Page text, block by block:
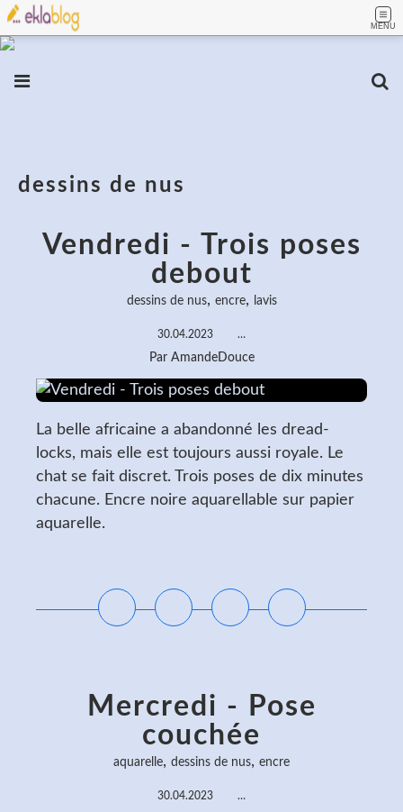
MENU
dessins de nus
Vendredi - Trois poses
debout
dessins de nus, encre, lavis
30.04.2023 …
Par AmandeDouce
La belle africaine a abandonné les dread-
locks, mais elle est toujours aussi royale. Le
chat se fait discret. Trois poses de dix minutes
chacune. Encre noire aquarellable sur papier
aquarelle.
Mercredi - Pose
couchée
aquarelle, dessins de nus, encre
30.04.2023 …